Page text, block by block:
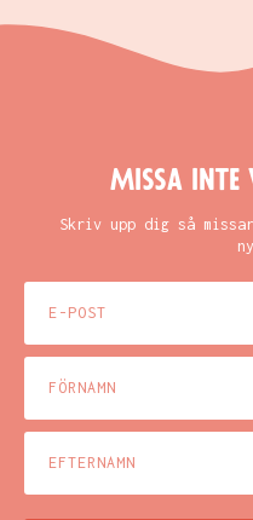
Missa
Skriv upp dig så